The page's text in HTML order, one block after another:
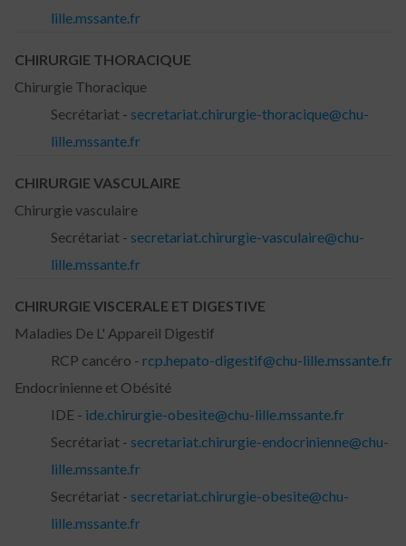
lille.mssante.fr
CHIRURGIE THORACIQUE
Chirurgie Thoracique
Secrétariat - secretariat.chirurgie-thoracique@chu-
lille.mssante.fr
CHIRURGIE VASCULAIRE
Chirurgie vasculaire
Secrétariat - secretariat.chirurgie-vasculaire@chu-
lille.mssante.fr
CHIRURGIE VISCERALE ET DIGESTIVE
Maladies De L' Appareil Digestif
RCP cancéro - rcp.hepato-digestif@chu-lille.mssante.fr
Endocrinienne et Obésité
IDE - ide.chirurgie-obesite@chu-lille.mssante.fr
Secrétariat - secretariat.chirurgie-endocrinienne@chu-
lille.mssante.fr
Secrétariat - secretariat.chirurgie-obesite@chu-
lille.mssante.fr